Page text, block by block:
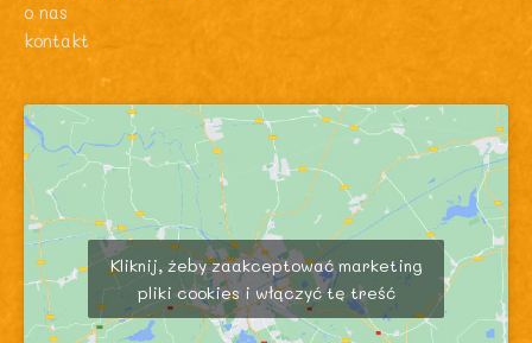
o nas
kontakt
Kliknij, żeby zaakceptować marketing
pliki cookies i włączyć tę treść